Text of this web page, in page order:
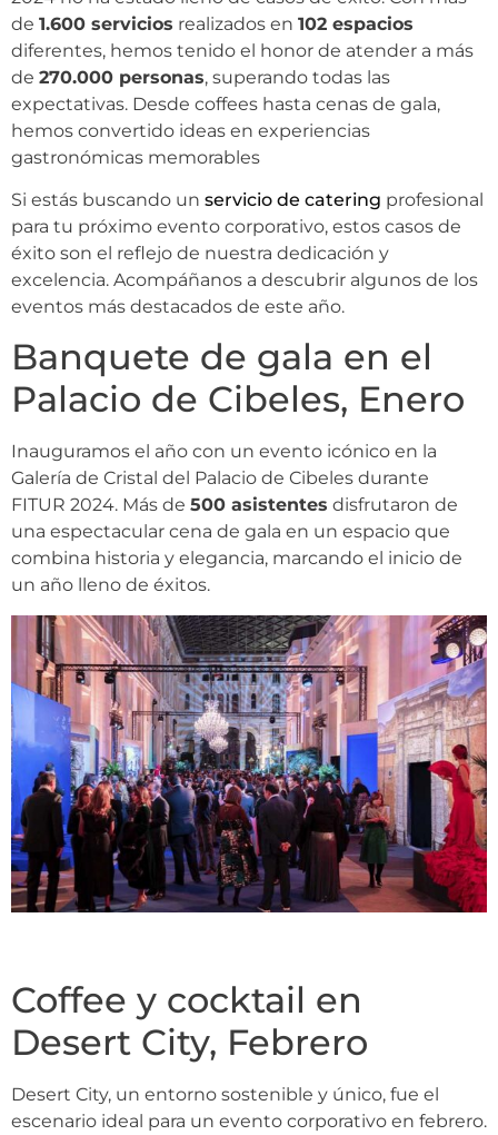
de 1.600 servicios realizados en 102 espacios
diferentes, hemos tenido el honor de atender a más
de 270.000 personas, superando todas las
expectativas. Desde coffees hasta cenas de gala,
hemos convertido ideas en experiencias
gastronómicas memorables
Si estás buscando un servicio de catering profesional
para tu próximo evento corporativo, estos casos de
éxito son el reflejo de nuestra dedicación y
excelencia. Acompáñanos a descubrir algunos de los
eventos más destacados de este año.
Banquete de gala en el
Palacio de Cibeles, Enero
Inauguramos el año con un evento icónico en la
Galería de Cristal del Palacio de Cibeles durante
FITUR 2024. Más de 500 asistentes disfrutaron de
una espectacular cena de gala en un espacio que
combina historia y elegancia, marcando el inicio de
un año lleno de éxitos.
Coffee y cocktail en
Desert City, Febrero
Desert City, un entorno sostenible y único, fue el
escenario ideal para un evento corporativo en febrero.